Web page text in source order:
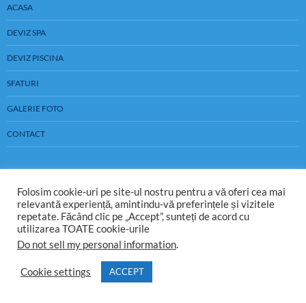
ACASA
DEVIZ SPA
DEVIZ PISCINA
SFATURI
GALERIE FOTO
CONTACT
Folosim cookie-uri pe site-ul nostru pentru a vă oferi cea mai
relevantă experiență, amintindu-vă preferințele și vizitele
repetate. Făcând clic pe „Accept”, sunteți de acord cu
utilizarea TOATE cookie-urile
Do not sell my personal information.
Cookie settings ACCEPT